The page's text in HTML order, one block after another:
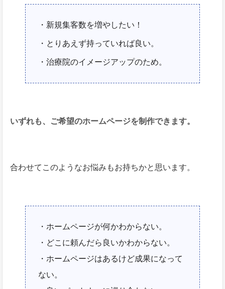
・新規集客数を増やしたい！
・とりあえず持っていれば良い。
・治療院のイメージアップのため。
いずれも、ご希望のホームページを制作できます。
合わせてこのようなお悩みもお持ちかと思います。
・ホームページが何かわからない。
・どこに頼んだら良いかわからない。
・ホームページはあるけど成果になって
ない。